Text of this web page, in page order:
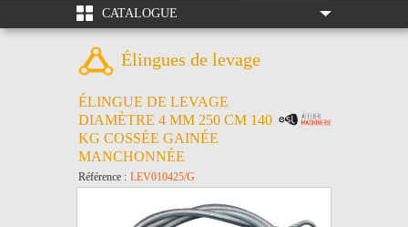
+
CATALOGUE
Élingues de levage
ÉLINGUE DE LEVAGE
DIAMÈTRE 4 MM 250 CM 140
KG COSSÉE GAINÉE
MANCHONNÉE
Référence : LEV010425/G